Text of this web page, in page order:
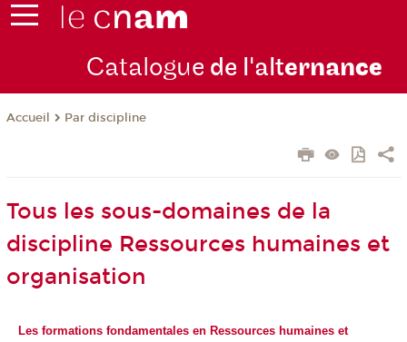
Catalogue de l'alternance
Accueil Par discipline
Tous les sous-domaines de la
discipline Ressources humaines et
organisation
Les formations fondamentales en Ressources humaines et